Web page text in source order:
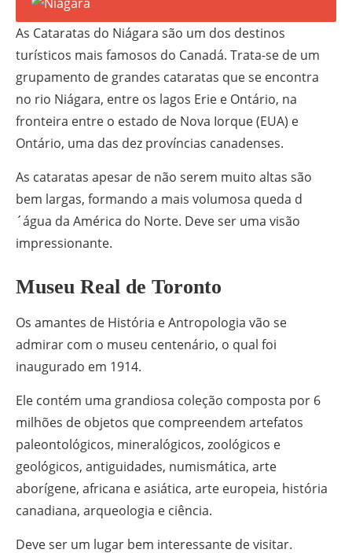
As Cataratas do Niágara são um dos destinos
turísticos mais famosos do Canadá. Trata-se de um
grupamento de grandes cataratas que se encontra
no rio Niágara, entre os lagos Erie e Ontário, na
fronteira entre o estado de Nova Iorque (EUA) e
Ontário, uma das dez províncias canadenses.
As cataratas apesar de não serem muito altas são
bem largas, formando a mais volumosa queda d
´água da América do Norte. Deve ser uma visão
impressionante.
Museu Real de Toronto
Os amantes de História e Antropologia vão se
admirar com o museu centenário, o qual foi
inaugurado em 1914.
Ele contém uma grandiosa coleção composta por 6
milhões de objetos que compreendem artefatos
paleontológicos, mineralógicos, zoológicos e
geológicos, antiguidades, numismática, arte
aborígene, africana e asiática, arte europeia, história
canadiana, arqueologia e ciência.
Deve ser um lugar bem interessante de visitar.